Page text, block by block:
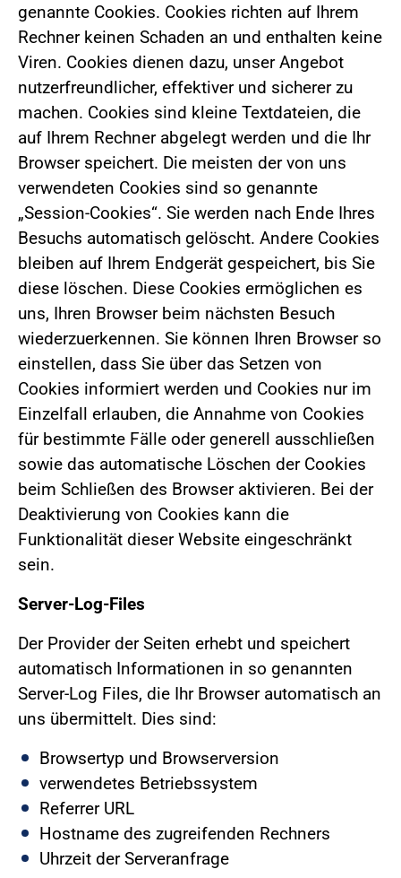
genannte Cookies. Cookies richten auf Ihrem
Rechner keinen Schaden an und enthalten keine
Viren. Cookies dienen dazu, unser Angebot
nutzerfreundlicher, effektiver und sicherer zu
machen. Cookies sind kleine Textdateien, die
auf Ihrem Rechner abgelegt werden und die Ihr
Browser speichert. Die meisten der von uns
verwendeten Cookies sind so genannte
„Session-Cookies“. Sie werden nach Ende Ihres
Besuchs automatisch gelöscht. Andere Cookies
bleiben auf Ihrem Endgerät gespeichert, bis Sie
diese löschen. Diese Cookies ermöglichen es
uns, Ihren Browser beim nächsten Besuch
wiederzuerkennen. Sie können Ihren Browser so
einstellen, dass Sie über das Setzen von
Cookies informiert werden und Cookies nur im
Einzelfall erlauben, die Annahme von Cookies
für bestimmte Fälle oder generell ausschließen
sowie das automatische Löschen der Cookies
beim Schließen des Browser aktivieren. Bei der
Deaktivierung von Cookies kann die
Funktionalität dieser Website eingeschränkt
sein.
Server-Log-Files
Der Provider der Seiten erhebt und speichert
automatisch Informationen in so genannten
Server-Log Files, die Ihr Browser automatisch an
uns übermittelt. Dies sind:
Browsertyp und Browserversion
verwendetes Betriebssystem
Referrer URL
Hostname des zugreifenden Rechners
Uhrzeit der Serveranfrage